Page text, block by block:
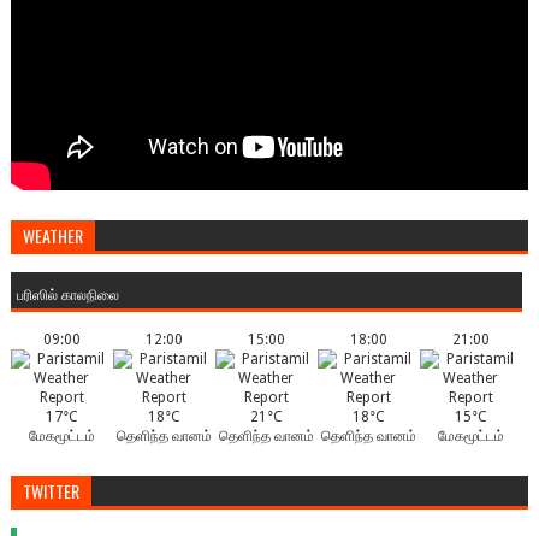
WEATHER
பரிஸில் காலநிலை
09:00
17°C
மேகமூட்டம்
12:00
18°C
தெளிந்த வானம்
15:00
21°C
தெளிந்த வானம்
18:00
18°C
தெளிந்த வானம்
21:00
15°C
மேகமூட்டம்
TWITTER